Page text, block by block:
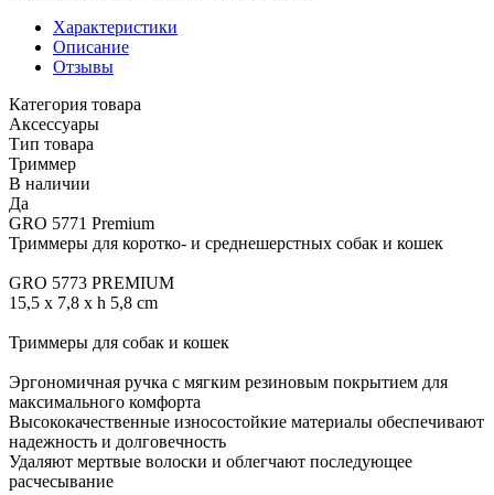
Характеристики
Описание
Отзывы
Категория товара
Аксессуары
Тип товара
Триммер
В наличии
Да
GRO 5771 Premium
Триммеры для коротко- и среднешерстных собак и кошек
GRO 5773 PREMIUM
15,5 x 7,8 x h 5,8 cm
Триммеры для собак и кошек
Эргономичная ручка с мягким резиновым покрытием для
максимального комфорта
Высококачественные износостойкие материалы обеспечивают
надежность и долговечность
Удаляют мертвые волоски и облегчают последующее
расчесывание